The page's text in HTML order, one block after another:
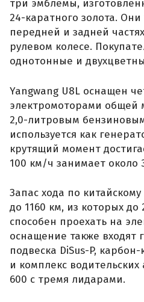
три эмблемы,
24-каратного золота.
передней и задней
рулевом колесе.
однотонные и
Yangwang U8L оснащен
электромоторами общей
2,0-литровым
используется как
крутящий момент
100 км/ч занимает около
Запас хода по китайскому
до 1160 км, из которых
способен проехать на
оснащение также входят
подвеска DiSus-P,
и комплекс водительских
600 с тремя лидарами.